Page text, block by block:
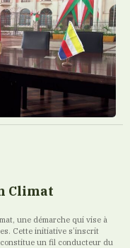
Climat
une démarche qui vise à
Cette initiative s’inscrit
un fil conducteur du